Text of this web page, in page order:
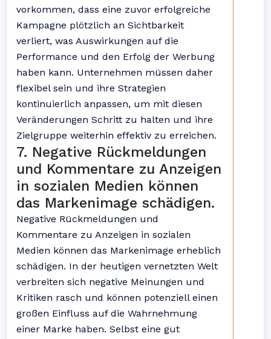
vorkommen, dass eine zuvor erfolgreiche
Kampagne plötzlich an Sichtbarkeit
verliert, was Auswirkungen auf die
Performance und den Erfolg der Werbung
haben kann. Unternehmen müssen daher
flexibel sein und ihre Strategien
kontinuierlich anpassen, um mit diesen
Veränderungen Schritt zu halten und ihre
Zielgruppe weiterhin effektiv zu erreichen.
7. Negative Rückmeldungen
und Kommentare zu Anzeigen
in sozialen Medien können
das Markenimage schädigen.
Negative Rückmeldungen und
Kommentare zu Anzeigen in sozialen
Medien können das Markenimage erheblich
schädigen. In der heutigen vernetzten Welt
verbreiten sich negative Meinungen und
Kritiken rasch und können potenziell einen
großen Einfluss auf die Wahrnehmung
einer Marke haben. Selbst eine gut